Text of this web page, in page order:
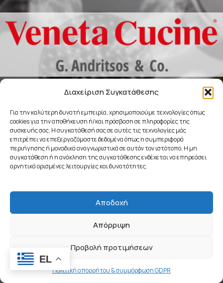
Διαχείριση Συγκατάθεσης
Για την καλύτερη δυνατή εμπειρία, χρησιμοποιούμε τεχνολογίες όπως
cookies για την αποθήκευση ή/και πρόσβαση σε πληροφορίες της
συσκευής σας. Η συγκατάθεσή σας σε αυτές τις τεχνολογίες μάς
επιτρέπει να επεξεργαζόμαστε δεδομένα όπως η συμπεριφορά
περιήγησης ή μοναδικά αναγνωριστικά σε αυτόν τον ιστότοπο. Η μη
συγκατάθεση ή η ανάκληση της συγκατάθεσης ενδέχεται να επηρεάσει
αρνητικά ορισμένες λειτουργίες και δυνατότητες.
Αποδοχή
Απόρριψη
Προβολή προτιμήσεων
Πολιτική απορρήτου & συμμόρφωση GDPR
COMING SOON
EL